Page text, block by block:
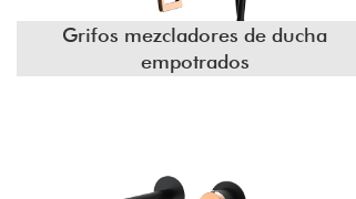
Grifos mezcladores de ducha
empotrados